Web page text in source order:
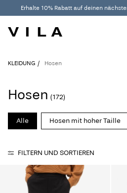
Erhalte 10% Rabatt auf deinen
NEUHEITEN
KLEIDUNG
VILA CLUB
ROUGE EDIT
KLEIDUNG Hosen
Hosen (172)
Alle Hosen mit hoher Taille
FILTERN UND SORTIEREN